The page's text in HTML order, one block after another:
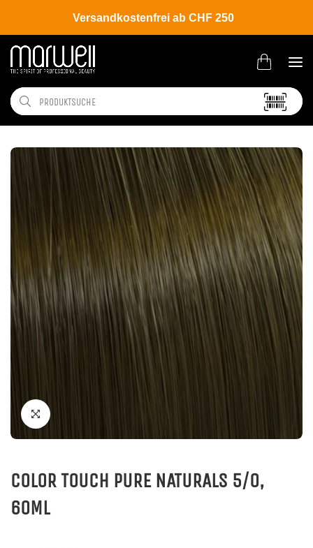
Versandkostenfrei ab CHF 250
Shop Brands Wella
COLOR TOUCH PURE NATURALS 5/0,
60ML